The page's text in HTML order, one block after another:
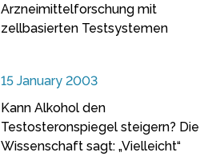
Arzneimittelforschung mit
zellbasierten Testsystemen
15 January 2003
Kann Alkohol den
Testosteronspiegel steigern? Die
Wissenschaft sagt: „Vielleicht“